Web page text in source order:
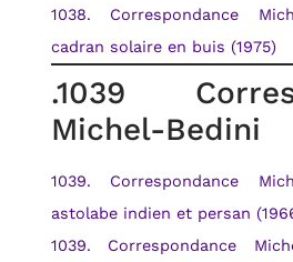
RETOUR
1038. Correspondance
cadran solaire en buis (1975)
.1039
Michel-Bedini
1039. Correspondance
astolabe indien et persan
1039. Correspondance